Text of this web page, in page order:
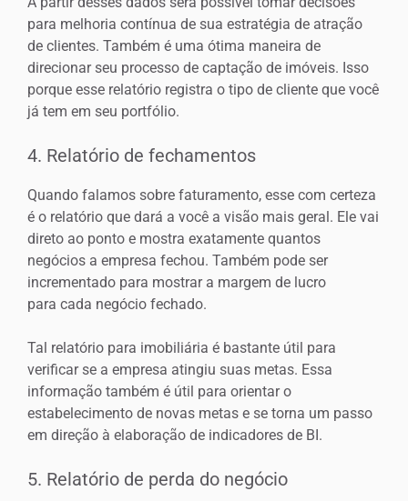
para melhoria contínua de sua estratégia de atração
de clientes. Também é uma ótima maneira de
direcionar seu processo de captação de imóveis. Isso
porque esse relatório registra o tipo de cliente que você
já tem em seu portfólio.
4. Relatório de fechamentos
Quando falamos sobre faturamento, esse com certeza
é o relatório que dará a você a visão mais geral. Ele vai
direto ao ponto e mostra exatamente quantos
negócios a empresa fechou. Também pode ser
incrementado para mostrar a margem de lucro
para cada negócio fechado.
Tal relatório para imobiliária é bastante útil para
verificar se a empresa atingiu suas metas. Essa
informação também é útil para orientar o
estabelecimento de novas metas e se torna um passo
em direção à elaboração de indicadores de BI.
5. Relatório de perda do negócio